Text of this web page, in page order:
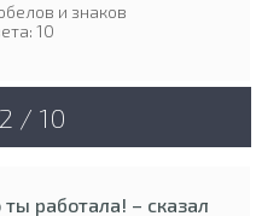
и знаков
10
/ 10
работала! – сказал